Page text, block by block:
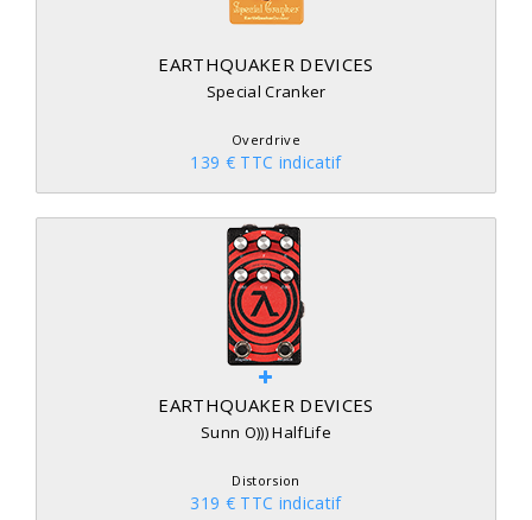
EARTHQUAKER DEVICES
Special Cranker
Overdrive
139 € TTC indicatif
EARTHQUAKER DEVICES
Sunn O))) HalfLife
Distorsion
319 € TTC indicatif